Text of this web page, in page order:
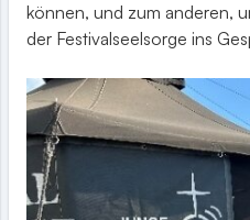
können, und zum anderen,
der Festivalseelsorge ins